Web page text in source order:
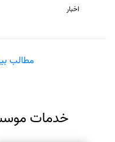
اخبار
مطالب
خدمات